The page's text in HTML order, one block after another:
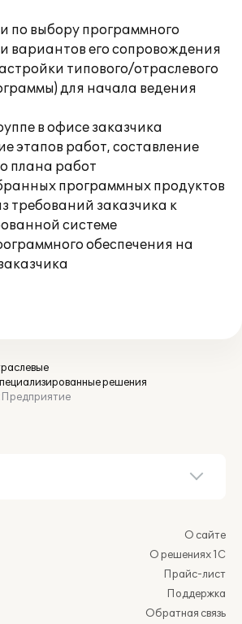
по выбору программного
вариантов его сопровождения
типового/отраслевого
для начала ведения
в офисе заказчика
этапов работ, составление
плана работ
программных продуктов
требований заказчика к
системе
обеспечения на
решения
О сайте
О решениях 1С
Прайс-лист
Поддержка
Обратная связь